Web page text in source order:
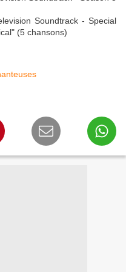
Soundtrack - Special
(5 chansons)